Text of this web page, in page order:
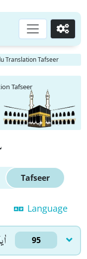
Go
Translation Tafseer
Tafseer
Tafseer
Language
95